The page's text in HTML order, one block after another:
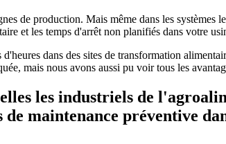
de production. Mais même dans les systèmes
et les temps d'arrêt non planifiés dans votre
dans des sites de transformation
mais nous avons aussi pu voir tous les
les industriels de
maintenance préventive